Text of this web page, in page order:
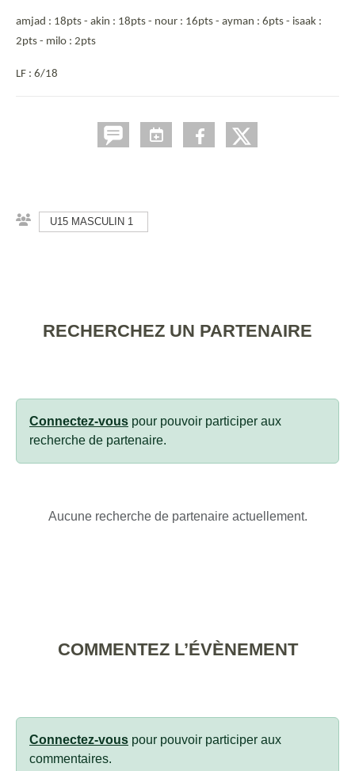
amjad : 18pts - akin : 18pts - nour : 16pts - ayman : 6pts - isaak :
2pts - milo : 2pts
LF : 6/18
U15 MASCULIN 1
RECHERCHEZ UN PARTENAIRE
Connectez-vous pour pouvoir participer aux
recherche de partenaire.
Aucune recherche de partenaire actuellement.
COMMENTEZ L’ÉVÈNEMENT
Connectez-vous pour pouvoir participer aux
commentaires.